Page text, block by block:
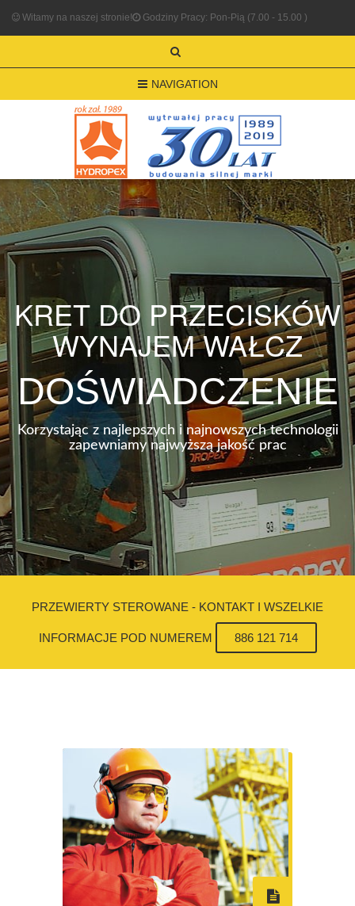
Witamy na naszej stronie! Godziny Pracy: Pon-Pią (7.00 - 15.00 )
NAVIGATION
KRET DO PRZECISKÓW
WYNAJEM WAŁCZ
DOŚWIADCZENIE
Korzystając z najlepszych i najnowszych technologii
zapewniamy najwyższą jakość prac
PRZEWIERTY STEROWANE - KONTAKT I WSZELKIE
INFORMACJE POD NUMEREM 886 121 714